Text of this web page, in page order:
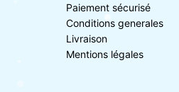
Paiement sécurisé
Conditions generales
Livraison
Mentions légales